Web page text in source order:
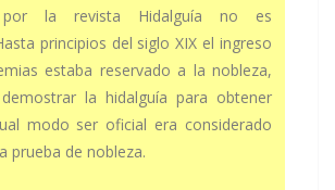
por la revista Hidalguía no es
principios del siglo XIX el ingreso
estaba reservado a la nobleza,
la hidalguía para obtener
modo ser oficial era considerado
prueba de nobleza.